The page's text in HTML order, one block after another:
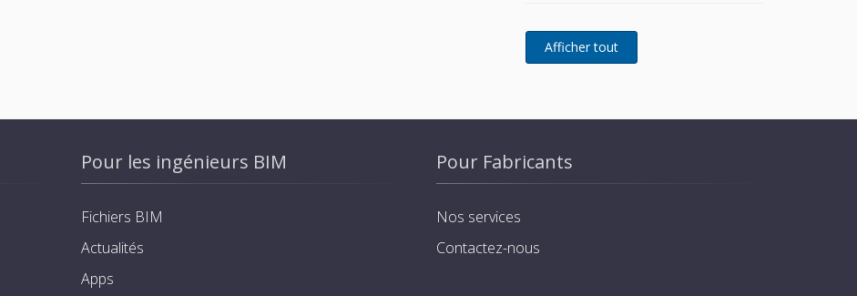
Pour les ingénieurs BIM
Fichiers BIM
Actualités
Apps
Pour Fabricants
Nos services
Contactez-nous